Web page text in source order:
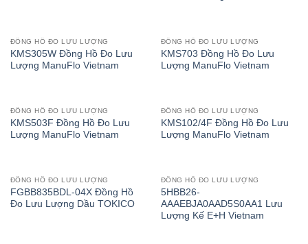
ĐỒNG HỒ ĐO LƯU LƯỢNG
KMS305W Đồng Hồ Đo Lưu
Lượng ManuFlo Vietnam
ĐỒNG HỒ ĐO LƯU LƯỢNG
KMS703 Đồng Hồ Đo Lưu
Lượng ManuFlo Vietnam
ĐỒNG HỒ ĐO LƯU LƯỢNG
KMS503F Đồng Hồ Đo Lưu
Lượng ManuFlo Vietnam
ĐỒNG HỒ ĐO LƯU LƯỢNG
KMS102/4F Đồng Hồ Đo Lưu
Lượng ManuFlo Vietnam
ĐỒNG HỒ ĐO LƯU LƯỢNG
FGBB835BDL-04X Đồng Hồ
Đo Lưu Lượng Dầu TOKICO
ĐỒNG HỒ ĐO LƯU LƯỢNG
5HBB26-
AAAEBJA0AAD5S0AA1 Lưu
Lượng Kế E+H Vietnam